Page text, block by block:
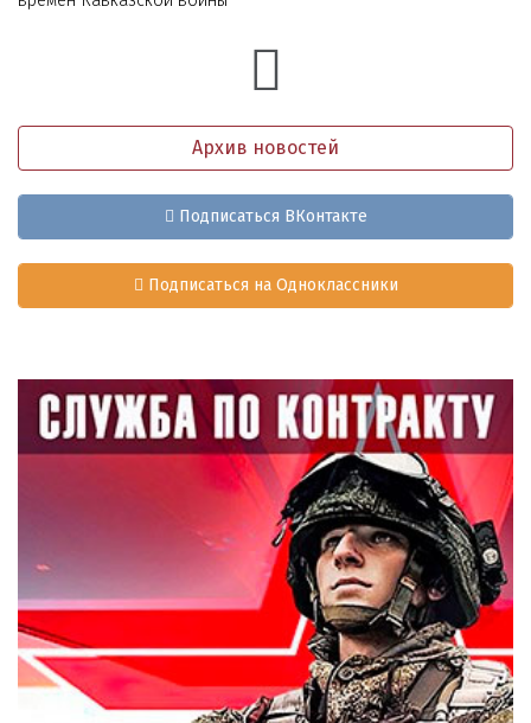
Архив новостей
Подписаться ВКонтакте
Подписаться на Одноклассники